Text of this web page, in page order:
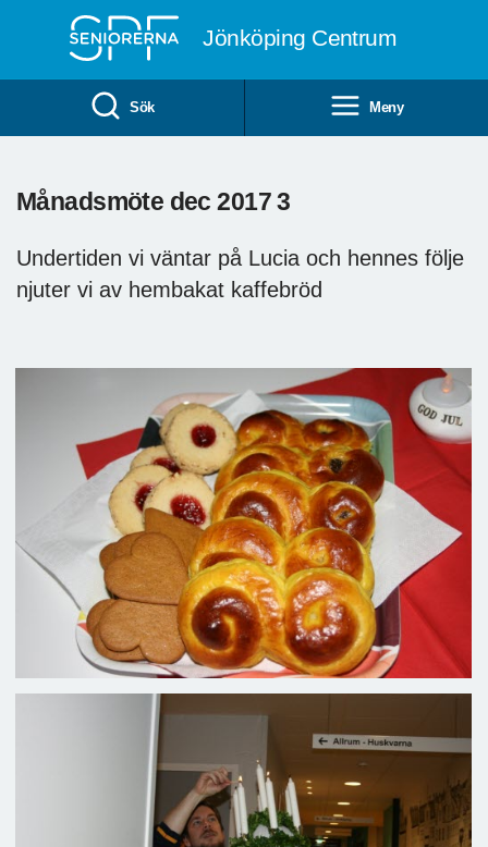
Jönköping Centrum
Sök Meny
Månadsmöte dec 2017 3
Undertiden vi väntar på Lucia och hennes följe
njuter vi av hembakat kaffebröd